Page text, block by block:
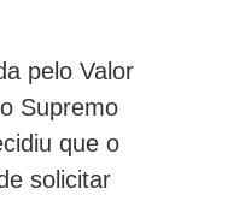
pelo Valor
Supremo
que o
solicitar